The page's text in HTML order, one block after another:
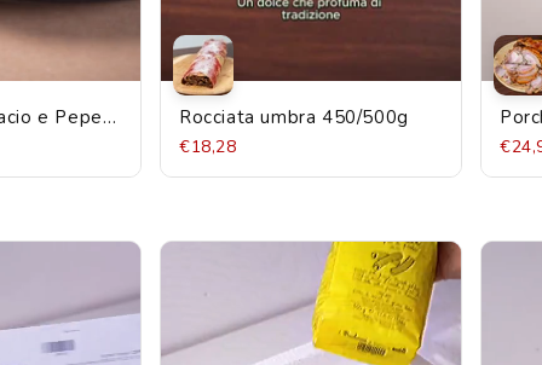
e Pepe"
"Il
Rocciata umbra 450/500g
€18,28